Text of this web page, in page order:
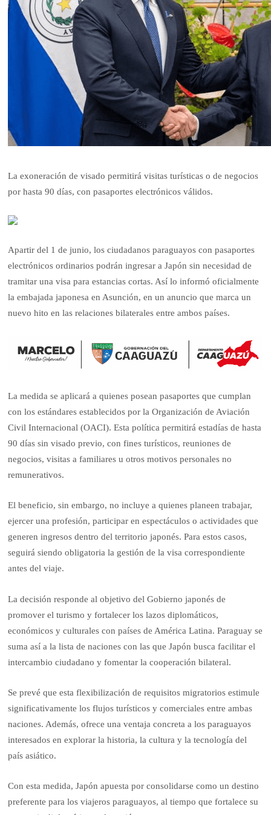
La exoneración de visado permitirá visitas turísticas o de negocios
por hasta 90 días, con pasaportes electrónicos válidos.
Apartir del 1 de junio, los ciudadanos paraguayos con pasaportes
electrónicos ordinarios podrán ingresar a Japón sin necesidad de
tramitar una visa para estancias cortas. Así lo informó oficialmente
la embajada japonesa en Asunción, en un anuncio que marca un
nuevo hito en las relaciones bilaterales entre ambos países.
La medida se aplicará a quienes posean pasaportes que cumplan
con los estándares establecidos por la Organización de Aviación
Civil Internacional (OACI). Esta política permitirá estadías de hasta
90 días sin visado previo, con fines turísticos, reuniones de
negocios, visitas a familiares u otros motivos personales no
remunerativos.
El beneficio, sin embargo, no incluye a quienes planeen trabajar,
ejercer una profesión, participar en espectáculos o actividades que
generen ingresos dentro del territorio japonés. Para estos casos,
seguirá siendo obligatoria la gestión de la visa correspondiente
antes del viaje.
La decisión responde al objetivo del Gobierno japonés de
promover el turismo y fortalecer los lazos diplomáticos,
económicos y culturales con países de América Latina. Paraguay se
suma así a la lista de naciones con las que Japón busca facilitar el
intercambio ciudadano y fomentar la cooperación bilateral.
Se prevé que esta flexibilización de requisitos migratorios estimule
significativamente los flujos turísticos y comerciales entre ambas
naciones. Además, ofrece una ventaja concreta a los paraguayos
interesados en explorar la historia, la cultura y la tecnología del
país asiático.
Con esta medida, Japón apuesta por consolidarse como un destino
preferente para los viajeros paraguayos, al tiempo que fortalece su